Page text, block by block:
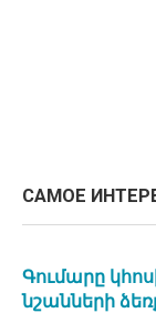
САМОЕ
Գումարը
նշանների